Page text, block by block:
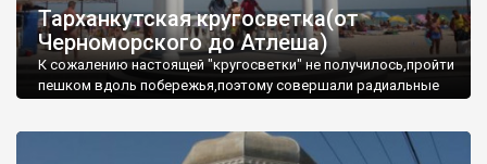
Тарханкутская кругосветка(от
Черноморского до Атлеша)
К сожалению настоящей "кругосветки" не получилось,пройти
пешком вдоль побережья,поэтому совершали радиальные